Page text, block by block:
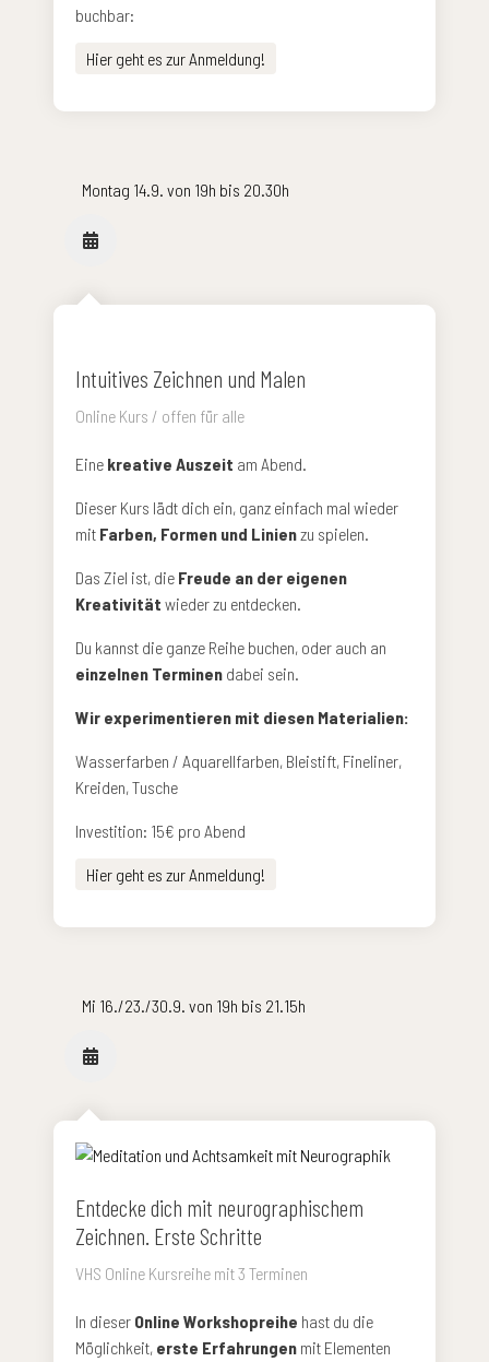
buchbar:
Hier geht es zur Anmeldung!
Montag 14.9. von 19h bis 20.30h
Intuitives Zeichnen und Malen
Online Kurs / offen für alle
Eine kreative Auszeit am Abend.
Dieser Kurs lädt dich ein, ganz einfach mal wieder
mit Farben, Formen und Linienzu spielen.
Das Ziel ist, die Freude an der eigenen
Kreativität wieder zu entdecken.
Du kannst die ganze Reihe buchen, oder auch an
einzelnen Terminendabei sein.
Wir experimentieren mit diesen Materialien:
Wasserfarben / Aquarellfarben, Bleistift, Fineliner,
Kreiden, Tusche
Investition: 15€ pro Abend
Hier geht es zur Anmeldung!
Mi 16./23./30.9. von 19h bis 21.15h
Entdecke dich mit neurographischem
Zeichnen. Erste Schritte
VHS Online Kursreihe mit 3 Terminen
In dieser Online Workshopreihe hast du die
Möglichkeit, erste Erfahrungenmit Elementen